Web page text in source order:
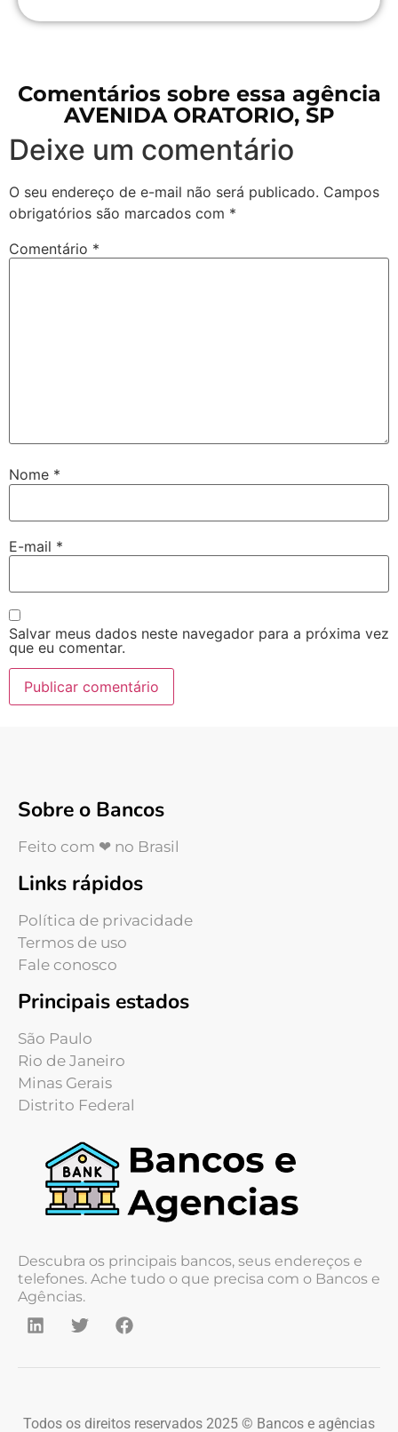
Comentários sobre essa agência
AVENIDA ORATORIO, SP
Deixe um comentário
O seu endereço de e-mail não será publicado. Campos
obrigatórios são marcados com *
Comentário *
Nome *
E-mail *
Salvar meus dados neste navegador para a próxima vez
que eu comentar.
Sobre o Bancos
Feito com ❤ no Brasil
Links rápidos
Política de privacidade
Termos de uso
Fale conosco
Principais estados
São Paulo
Rio de Janeiro
Minas Gerais
Distrito Federal
Descubra os principais bancos, seus endereços e
telefones. Ache tudo o que precisa com o Bancos e
Agências.
Todos os direitos reservados 2025 © Bancos e agências